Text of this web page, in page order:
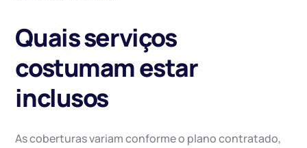
Quais serviços
costumam estar
inclusos
As coberturas variam conforme o plano contratado,